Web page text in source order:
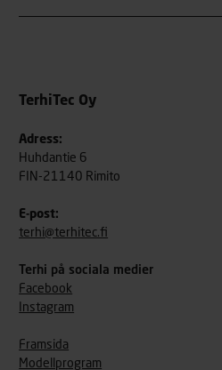
TerhiTec Oy
Adress:
Huhdantie 6
FIN-21140 Rimito
E-post:
terhi@terhitec.fi
Terhi på sociala medier
Facebook
Instagram
Framsida
Modellprogram